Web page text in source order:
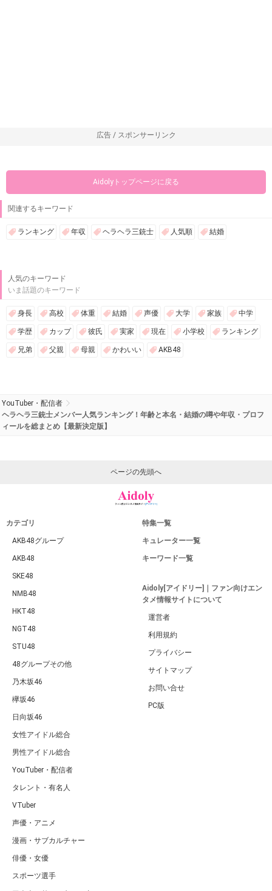
広告 / スポンサーリンク
Aidolyトップページに戻る
関連するキーワード
ランキング 年収 ヘラヘラ三銃士 人気順 結婚
人気のキーワード
いま話題のキーワード
身長 高校 体重 結婚 声優 大学 家族 中学
学歴 カップ 彼氏 実家 現在 小学校 ランキング
兄弟 父親 母親 かわいい AKB48
YouTuber・配信者
ヘラヘラ三銃士メンバー人気ランキング！年齢と本名・結婚の噂や年収・プロフ
ィールを総まとめ【最新決定版】
ページの先頭へ
カテゴリ
AKB48グループ
AKB48
SKE48
NMB48
HKT48
NGT48
STU48
48グループその他
乃木坂46
欅坂46
日向坂46
女性アイドル総合
男性アイドル総合
YouTuber・配信者
タレント・有名人
VTuber
声優・アニメ
漫画・サブカルチャー
俳優・女優
スポーツ選手
特集一覧
キュレーター一覧
キーワード一覧
Aidoly[アイドリー]｜ファン向けエン
タメ情報サイトについて
運営者
利用規約
プライバシー
サイトマップ
お問い合せ
PC版